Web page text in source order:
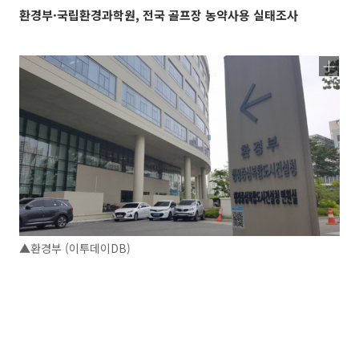
환경부·국립환경과학원, 전국 골프장 농약사용 실태조사
▲환경부 (이투데이DB)